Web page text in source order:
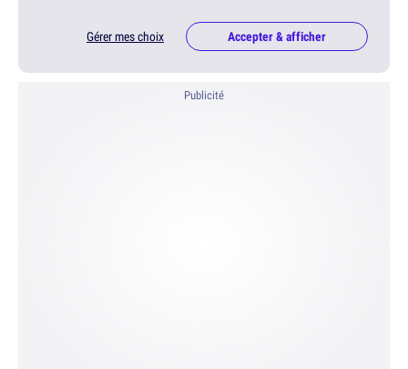
Gérer mes choix Accepter & afficher
Publicité